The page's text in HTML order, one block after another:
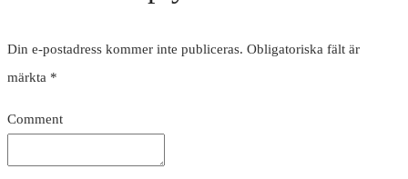
Din e-postadress kommer inte publiceras. Obligatoriska fält är
märkta *
Comment